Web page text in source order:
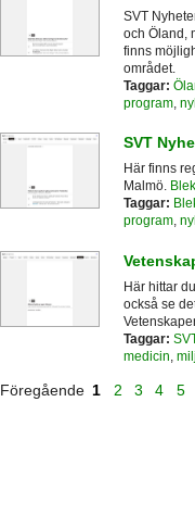
SVT
och Öland,
finns
området.
Taggar:
program,
SVT
Här finns
Malmö.
Taggar:
program,
Här hittar
också se
Taggar:
medicin
Föregående 1 2 3 4 5